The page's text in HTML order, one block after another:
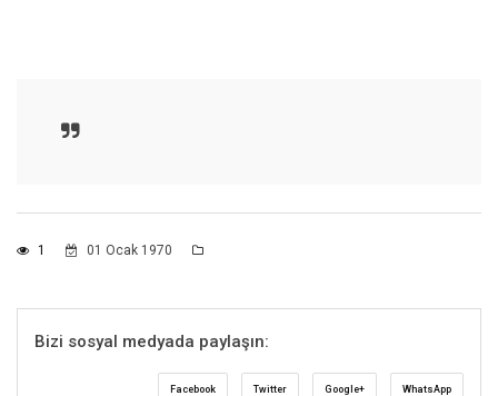
1 01 Ocak 1970
Bizi sosyal medyada paylaşın:
Facebook Twitter Google+ WhatsApp